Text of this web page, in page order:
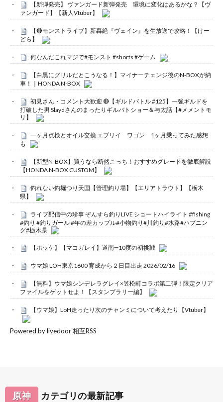
【新弾発売】 ヴァンガード新弾発売 環境に変化はあるかな？【ヴ
ァンガード】【新人Vtuber】
【🔴モンストライブ】新轟絶『ヴェイン』を生放送で攻略！【けー
どら】
何なんだこれマジで#モンスト #shorts #ゲーム
【白黒にグリルだとこうなる！】マイナーチェンジ後のN-BOXが納
車！｜HONDA N-BOX
初見さん・コメント大歓迎 🔴【ギルドバトル #125】一強ギルドを
打破した男 Slaydさんのまったりギルバトショー＆与太話【#メメントモ
リ】
一ヶ月点検とオイル交換 エブリイ ワゴン 1ヶ月乗ってみた感想
も
【新型N-BOX】買うなら断然こっち！おすすめグレードを徹底解説
【HONDA N-BOX CUSTOM】
釣れない釣堀つり天国【管理釣り場】【エリアトラウト】【栃木
県】
ライブ配信中の珍事 ぞんすら釣りLIVE ショートハイライト #fishing
#釣り #釣りガール #年の差カップル#小物釣り#川釣り#水路#ハプニン
グ#栃木県
【ホッケ】【マコガレイ】道南➖10度の初挑戦
ウマ娘 LOH東京1600 育成から２日目出走 2026/02/16
【無料】ウマ娘シンデレラグレイ×笠松町コラボ第二弾！限定クリア
ファイルをゲットせよ！【スタンプラリー編】
【ウマ娘】LoH走ったり次のチャンミについて考えたり【Vtuber】
Powered by livedoor 相互RSS
原神 カテゴリの最新記事